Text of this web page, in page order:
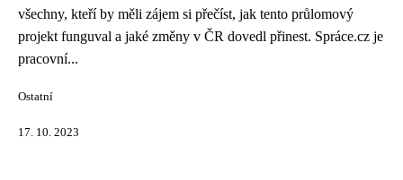
všechny, kteří by měli zájem si přečíst, jak tento průlomový
projekt funguval a jaké změny v ČR dovedl přinest. Spráce.cz je
pracovní...
Ostatní
17. 10. 2023